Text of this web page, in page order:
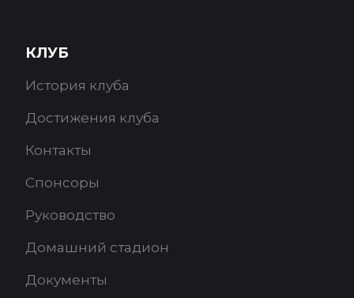
КЛУБ
История клуба
Достижения клуба
Контакты
Спонсоры
Руководство
Домашний стадион
Документы